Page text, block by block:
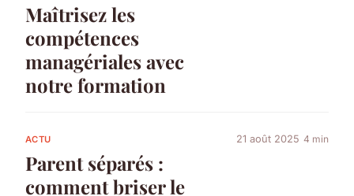
Maîtrisez les
compétences
managériales avec
notre formation
ACTU
Parent séparés :
comment briser le
21 août 2025 4 min